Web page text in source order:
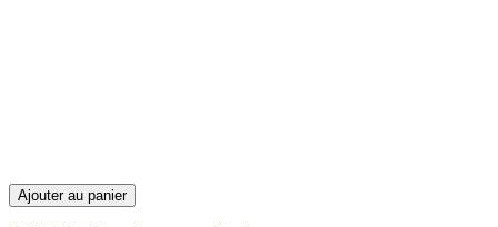
Ajouter au panier